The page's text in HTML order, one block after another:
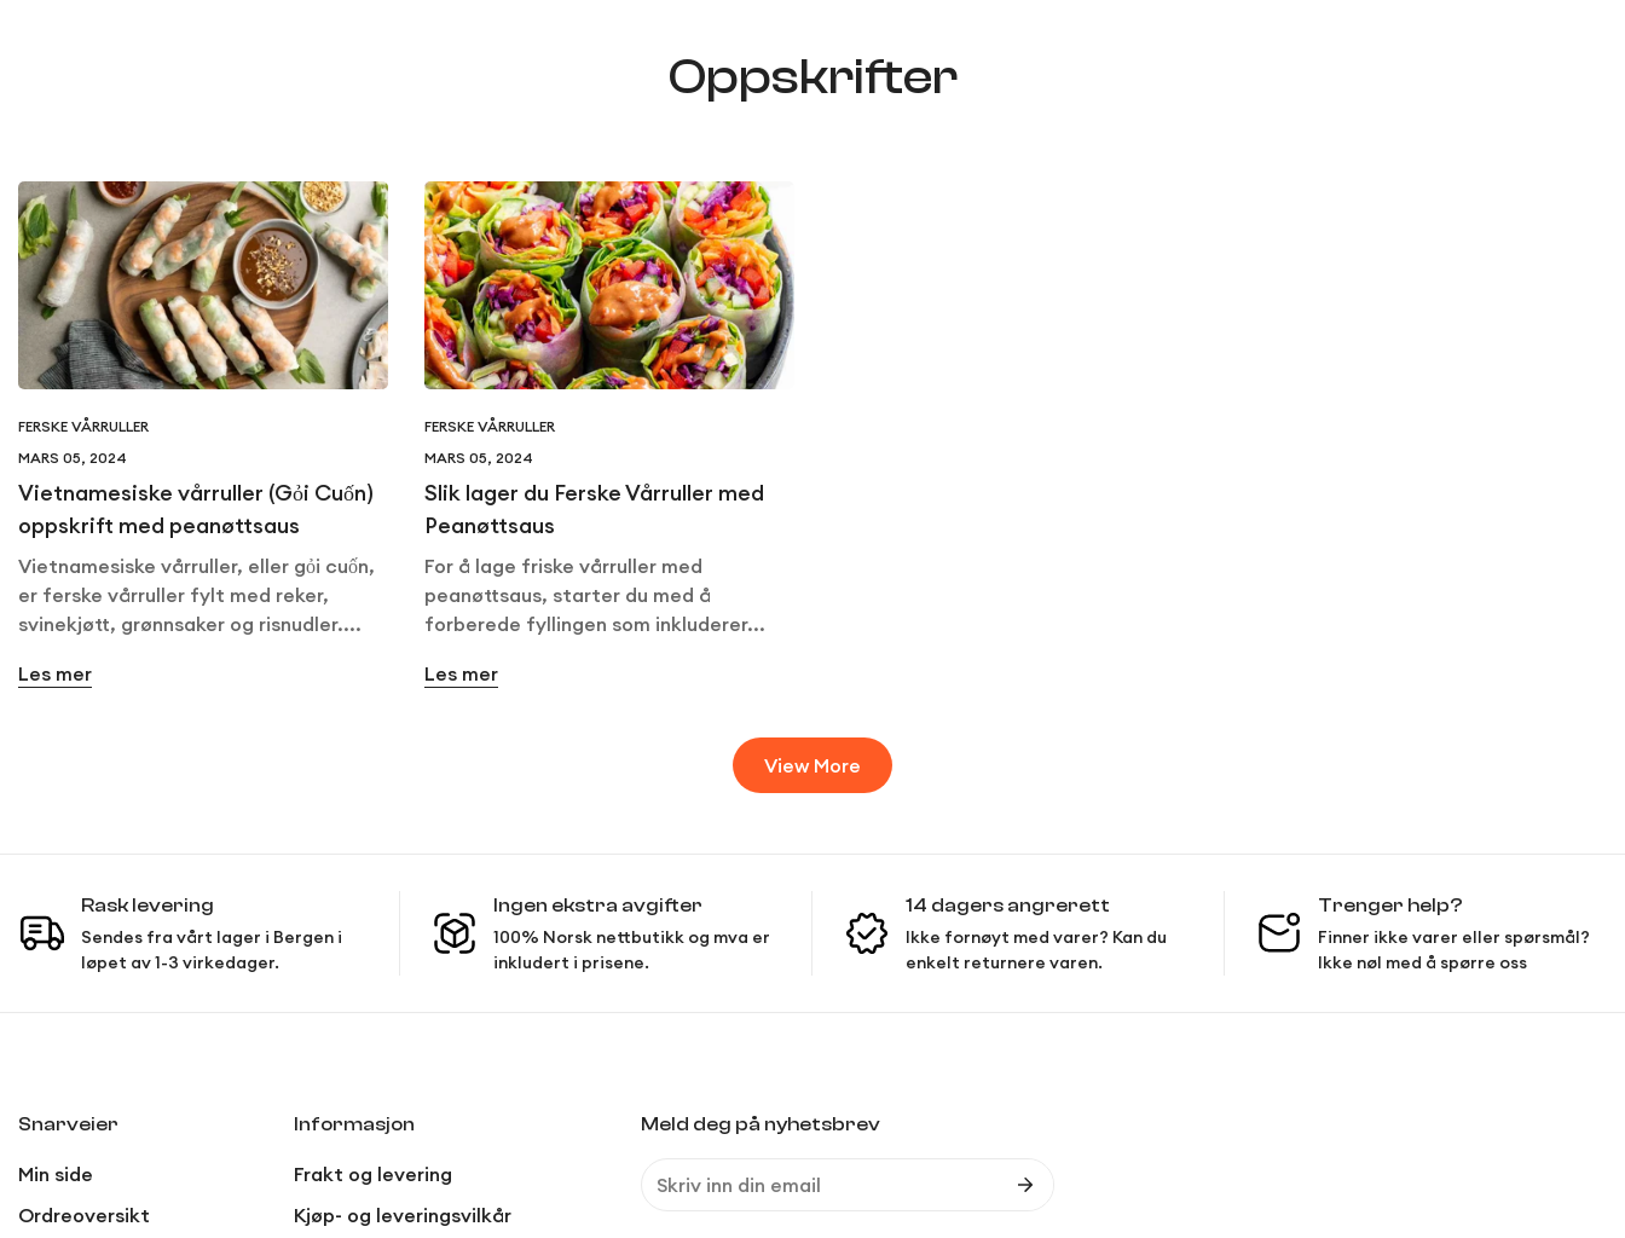
Oppskrifter
FERSKE VÅRRULLER
MARS 05, 2024
Vietnamesiske vårruller (Gỏi Cuốn)
oppskrift med peanøttsaus
Vietnamesiske vårruller, eller gỏi cuốn,
er ferske vårruller fylt med reker,
svinekjøtt, grønnsaker og risnudler....
Les mer
FERSKE VÅRRULLER
MARS 05, 2024
Slik lager du Ferske Vårruller med
Peanøttsaus
For å lage friske vårruller med
peanøttsaus, starter du med å
forberede fyllingen som inkluderer...
Les mer
View More
Rask levering
Sendes fra vårt lager i Bergen i
løpet av 1-3 virkedager.
Ingen ekstra avgifter
100% Norsk nettbutikk og mva er
inkludert i prisene.
14 dagers angrerett
Ikke fornøyt med varer? Kan du
enkelt returnere varen.
Trenger help?
Finner ikke varer eller spørsmål?
Ikke nøl med å spørre oss
Snarveier
Min side
Ordreoversikt
Informasjon
Frakt og levering
Kjøp- og leveringsvilkår
Meld deg på nyhetsbrev